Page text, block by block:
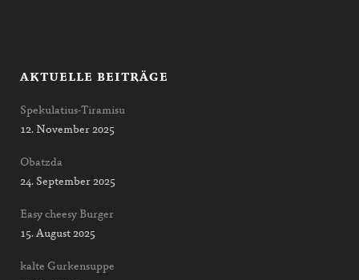
AKTUELLE BEITRÄGE
Spekulatius-Tiramisu
12. November 2025
Obatzda
24. September 2025
Easy cheesy Burger
15. August 2025
kalte Gurkensuppe